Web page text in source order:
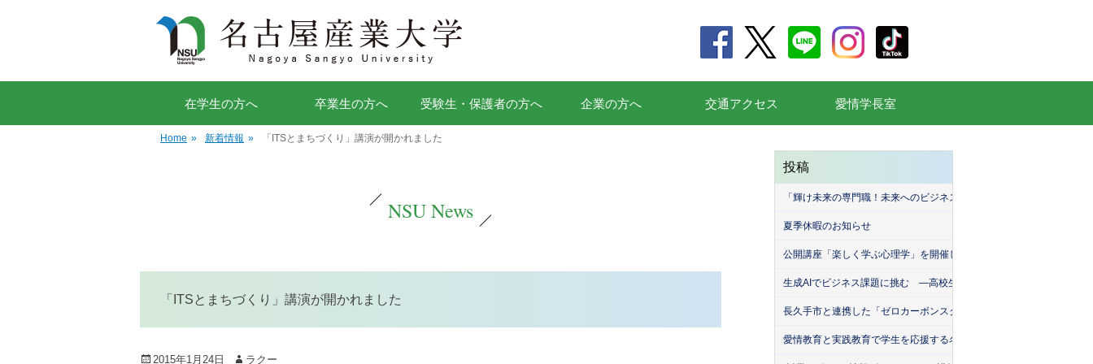
在学生の方へ 卒業生の方へ 受験生・保護者の方へ 企業の方へ 交通アクセス 愛情学長室
Home » 新着情報 » 「ITSとまちづくり」講演が開かれました
NSU News
「ITSとまちづくり」講演が開かれました
Posted
2015年1月24日 Author
ラクー
投稿
「輝け未来の専門職！未来へのビジネスデザインコンテスト2026」を
夏季休暇のお知らせ
公開講座「楽しく学ぶ心理学」を開催しました
生成AIでビジネス課題に挑む ―高校生が挑んだ「堀商店」との生成
長久手市と連携した「ゼロカーボンスクール」を開催しました！
愛情教育と実践教育で学生を応援する名古屋産業大学（MEISAN）